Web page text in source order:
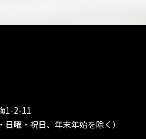
1-2-11
曜・祝日、年末年始を除く）